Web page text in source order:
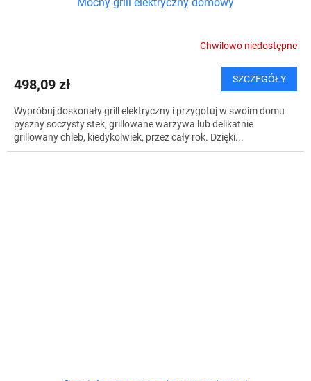
Chwilowo niedostępne
498,09 zł SZCZEGÓŁY
Wypróbuj doskonały grill elektryczny i przygotuj w swoim domu
pyszny soczysty stek, grillowane warzywa lub delikatnie
grillowany chleb, kiedykolwiek, przez cały rok. Dzięki...